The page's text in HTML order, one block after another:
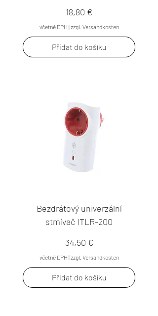
Cena
18,80 €
včetně DPH |zzgl. Versandkosten
Přidat do košíku
Bezdrátový univerzální
stmívač ITLR-200
Cena
34,50 €
včetně DPH |zzgl. Versandkosten
Přidat do košíku